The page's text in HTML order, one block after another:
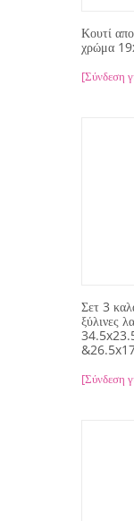
Κουτί
χρώμα
[Σύνδεση
Σετ 3
ξύλινες
[Σύνδεση